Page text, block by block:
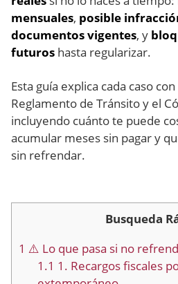
mensuales, posible
documentos vigentes, y
futuros hasta regularizar.
Esta guía explica cada caso
Reglamento de Tránsito y el
incluyendo cuánto te puede
acumular meses sin pagar y
sin refrendar.
Busqueda
1 ⚠️ Lo que pasa si no
1.1 1. Recargos fiscales